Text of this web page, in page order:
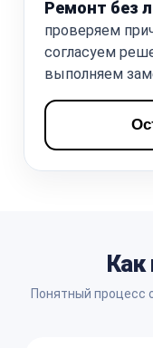
Ремонт без
проверяем
согласуем
выполняем
Понятный процесс